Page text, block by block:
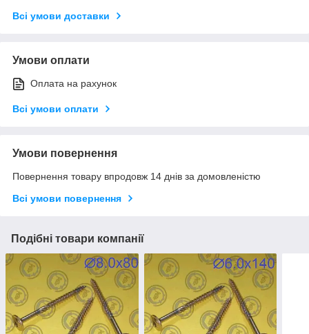
Всі умови доставки
Умови оплати
Оплата на рахунок
Всі умови оплати
Умови повернення
Повернення товару впродовж 14 днів за домовленістю
Всі умови повернення
Подібні товари компанії